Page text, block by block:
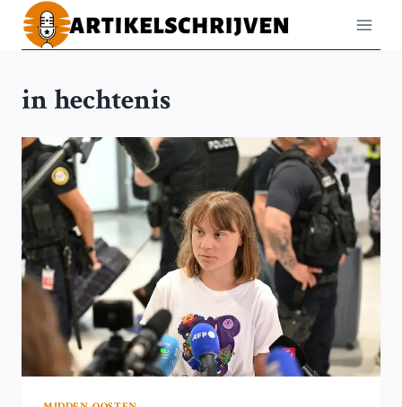
Doorgaan
naar
in hechtenis